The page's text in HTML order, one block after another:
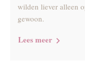
wilden liever alleen
gewoon.
Lees meer